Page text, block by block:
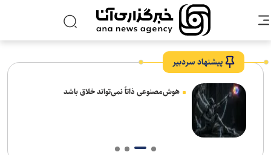
پیشنهاد سردبیر
هوش‌مصنوعی ذاتاً نمی‌تواند خلاق باشد